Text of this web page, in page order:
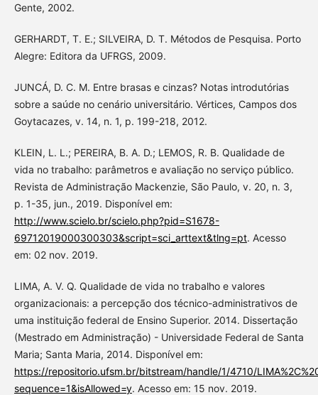
Gente, 2002.
GERHARDT, T. E.; SILVEIRA, D. T. Métodos de Pesquisa. Porto
Alegre: Editora da UFRGS, 2009.
JUNCÁ, D. C. M. Entre brasas e cinzas? Notas introdutórias
sobre a saúde no cenário universitário. Vértices, Campos dos
Goytacazes, v. 14, n. 1, p. 199-218, 2012.
KLEIN, L. L.; PEREIRA, B. A. D.; LEMOS, R. B. Qualidade de
vida no trabalho: parâmetros e avaliação no serviço público.
Revista de Administração Mackenzie, São Paulo, v. 20, n. 3,
p. 1-35, jun., 2019. Disponível em:
http://www.scielo.br/scielo.php?pid=S1678-
69712019000300303&script=sci_arttext&tlng=pt. Acesso
em: 02 nov. 2019.
LIMA, A. V. Q. Qualidade de vida no trabalho e valores
organizacionais: a percepção dos técnico-administrativos de
uma instituição federal de Ensino Superior. 2014. Dissertação
(Mestrado em Administração) - Universidade Federal de Santa
Maria; Santa Maria, 2014. Disponível em:
https://repositorio.ufsm.br/bitstream/handle/1/4710/
sequence=1&isAllowed=y. Acesso em: 15 nov. 2019.